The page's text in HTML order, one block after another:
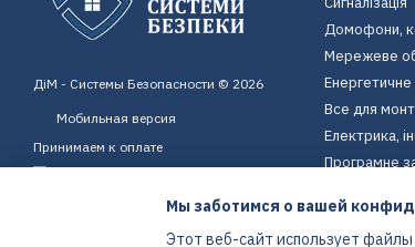
ДіМ - Системы Безопасности © 2026
Мобильная версия
Принимаем к оплате
Домофони,
Мережеве
Все для
Електрика,
Програмне
Екіпірування
Енергетичне
Мы заботимся о вашей
Этот веб-сайт использует